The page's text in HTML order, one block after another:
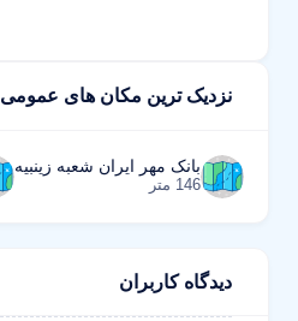
نزدیک ترین مکان های عمومی
بانک مهر ایران شعبه زینبیه
146 متر
دیدگاه کاربران